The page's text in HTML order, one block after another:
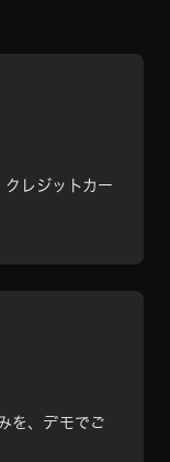
レジットカー
を、デモでご